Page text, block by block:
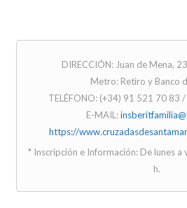
DIRECCIÓN: Juan de Mena,
Metro: Retiro y Banco
TELÉFONO: (+34) 91 521 70 83
E-MAIL:
https://
* Inscripción e Información: De lunes
h.